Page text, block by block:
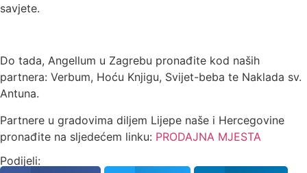
savjete.
Do tada, Angellum u Zagrebu pronađite kod naših
partnera: Verbum, Hoću Knjigu, Svijet-beba te Naklada sv.
Antuna.
Partnere u gradovima diljem Lijepe naše i Hercegovine
pronađite na sljedećem linku: PRODAJNA MJESTA
Podijeli: